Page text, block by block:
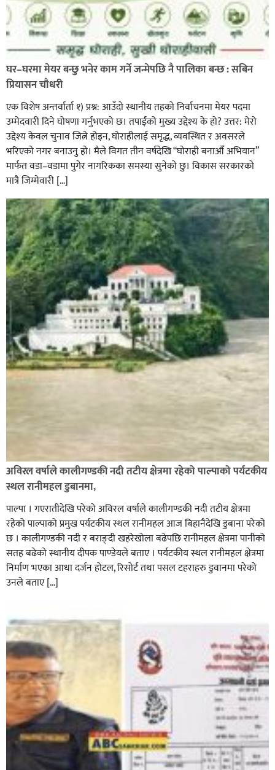
पत्रकारको प्रेसकार्ड बोकेर हिड्ने लागुऔषध कारोबारमा संलग्न
रहेको आरोपमा ३ जना पक्राउ,
भिक्षा मागेर कारमा घुम्ने बाबाहरूलाई दाङ प्रहरीले पक्राउ,भारत
फर्कने सर्तमा रिहा,
घर–घरमा मेयर बन्छु भनेर काम गर्ने जन्मेपछि नै पालिका बन्छ : सबिन
प्रियासन चौधरी
एक विशेष अन्तर्वार्ता १) प्रश्न: आउँदो स्थानीय तहको निर्वाचनमा मेयर पदमा
उम्मेदवारी दिने घोषणा गर्नुभएको छ। तपाईंको मुख्य उद्देश्य के हो? उत्तर: मेरो
उद्देश्य केवल चुनाव जित्ने होइन, घोराहीलाई समृद्ध, व्यवस्थित र अवसरले
भरिएको नगर बनाउनु हो। मैले विगत तीन वर्षदेखि “घोराही बनाऔँ अभियान”
मार्फत वडा–वडामा पुगेर नागरिकका समस्या सुनेको छु। विकास सरकारको
मात्रै जिम्मेवारी […]
अविरल वर्षाले कालीगण्डकी नदी तटीय क्षेत्रमा रहेको पाल्पाको पर्यटकीय
स्थल रानीमहल डुबानमा,
पाल्पा । गएरातीदेखि परेको अविरल वर्षाले कालीगण्डकी नदी तटीय क्षेत्रमा
रहेको पाल्पाको प्रमुख पर्यटकीय स्थल रानीमहल आज बिहानैदेखि डुबाना परेको
छ । कालीगण्डकी नदी र बराङ्दी खहरेखोला बढेपछि रानीमहल क्षेत्रमा पानीको
सतह बढेको स्थानीय दीपक पाण्डेयले बताए । पर्यटकीय स्थल रानीमहल क्षेत्रमा
निर्माण भएका आधा दर्जन होटल, रिसोर्ट तथा पसल टहराहरु डुवानमा परेको
उनले बताए […]